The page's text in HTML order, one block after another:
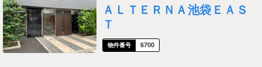
ＡＬＴＥＲＮＡ池袋ＥＡＳ
Ｔ
6700